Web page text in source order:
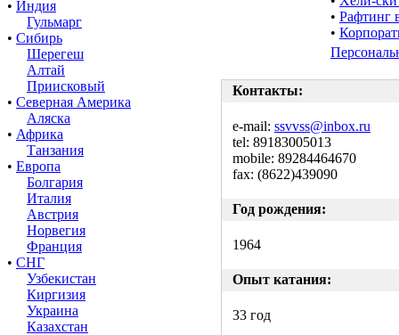
• Индия
Гульмарг
• Сибирь
Шерегеш
Алтай
Приисковый
• Северная Америка
Аляска
• Африка
Танзания
• Европа
Болгария
Италия
Австрия
Норвегия
Франция
• СНГ
Узбекистан
Киргизия
Украина
Казахстан
• Рафтинг
•
Контакты:
e-mail: ssvvss@inbox.ru
tel: 89183005013
mobile: 89284464670
fax: (8622)439090
Год рождения:
1964
Опыт катания:
33 год